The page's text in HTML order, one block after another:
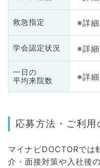
救急指定 ※詳
学会認定状況 ※詳
一日の
平均来院数
※詳
応募方法・ご利用
マイナビDOCTORでは
介・面接対策や入社後